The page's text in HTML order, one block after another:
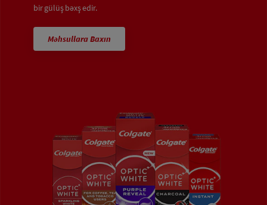
bir gülüş bəxş edir.
Məhsullara Baxın